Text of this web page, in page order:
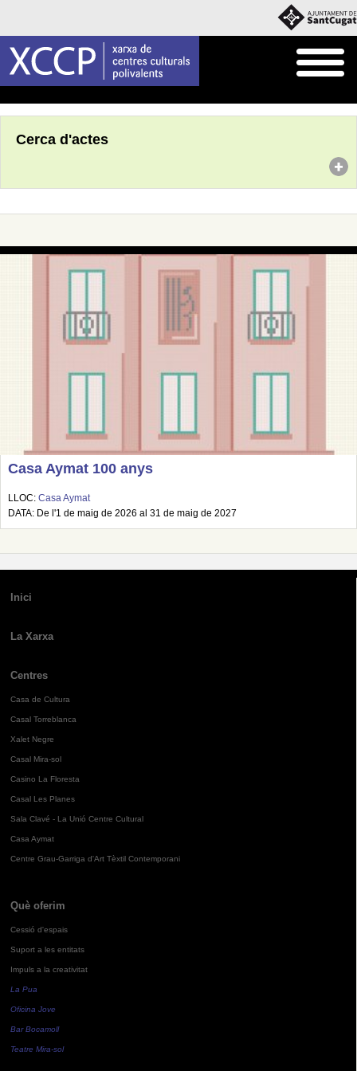
Cerca d'actes
Casa Aymat 100 anys
LLOC: Casa Aymat
DATA: De l'1 de maig de 2026 al 31 de maig de 2027
Inici
La Xarxa
Centres
Casa de Cultura
Casal Torreblanca
Xalet Negre
Casal Mira-sol
Casino La Floresta
Casal Les Planes
Sala Clavé - La Unió Centre Cultural
Casa Aymat
Centre Grau-Garriga d'Art Tèxtil Contemporani
Què oferim
Cessió d'espais
Suport a les entitats
Impuls a la creativitat
La Pua
Oficina Jove
Bar Bocamoll
Teatre Mira-sol